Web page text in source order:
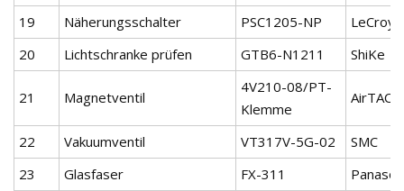
19 Näherungsschalter PSC1205-NP
LeCroy
20
Lichtschranke prüfen GTB6-N1211 ShiKe
21 Magnetventil
4V210-08/PT-
Klemme
AirTAC
22 Vakuumventil VT317V-5G-02
SMC
23
Glasfaser FX-311